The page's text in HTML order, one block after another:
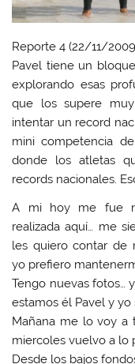
Reporte 4 (22/11/
Pavel tiene un
explorando esas
que los supere
intentar un record
mini competencia
donde los atletas
records nacionales.
A mi hoy me fue
realizada aquí… me
les quiero contar de
yo prefiero
Tengo nuevas fotos…
estamos él Pavel y yo
Mañana me lo voy a
miercoles vuelvo a lo
Desde los bajos